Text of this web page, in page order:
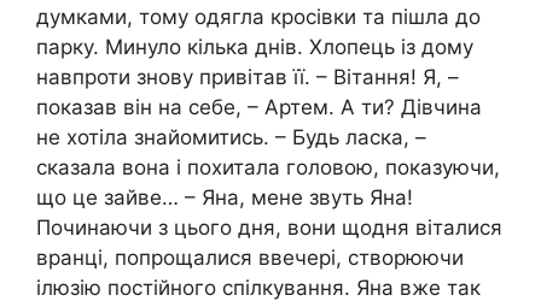
думками, тому одягла кросівки та пішла до
парку. Минуло кілька днів. Хлопець із дому
навпроти знову привітав її. – Вітання! Я, –
показав він на себе, – Артем. А ти? Дівчина
не хотіла знайомитись. – Будь ласка, –
сказала вона і похитала головою, показуючи,
що це зайве… – Яна, мене звуть Яна!
Починаючи з цього дня, вони щодня віталися
вранці, попрощалися ввечері, створюючи
ілюзію постійного спілкування. Яна вже так